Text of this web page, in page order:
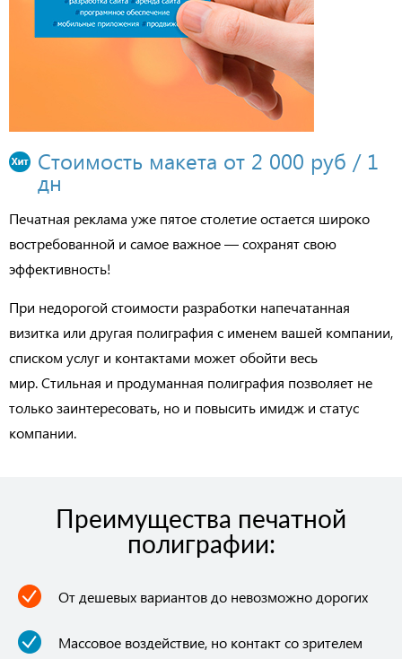
Стоимость макета от 2 000 руб / 1
дн
Печатная реклама уже пятое столетие остается широко
востребованной и самое важное — сохранят свою
эффективность!
При недорогой стоимости разработки напечатанная
визитка или другая полиграфия с именем вашей компании,
списком услуг и контактами может обойти весь
мир. Стильная и продуманная полиграфия позволяет не
только заинтересовать, но и повысить имидж и статус
компании.
Преимущества печатной
полиграфии:
От дешевых вариантов до невозможно дорогих
Массовое воздействие, но контакт со зрителем